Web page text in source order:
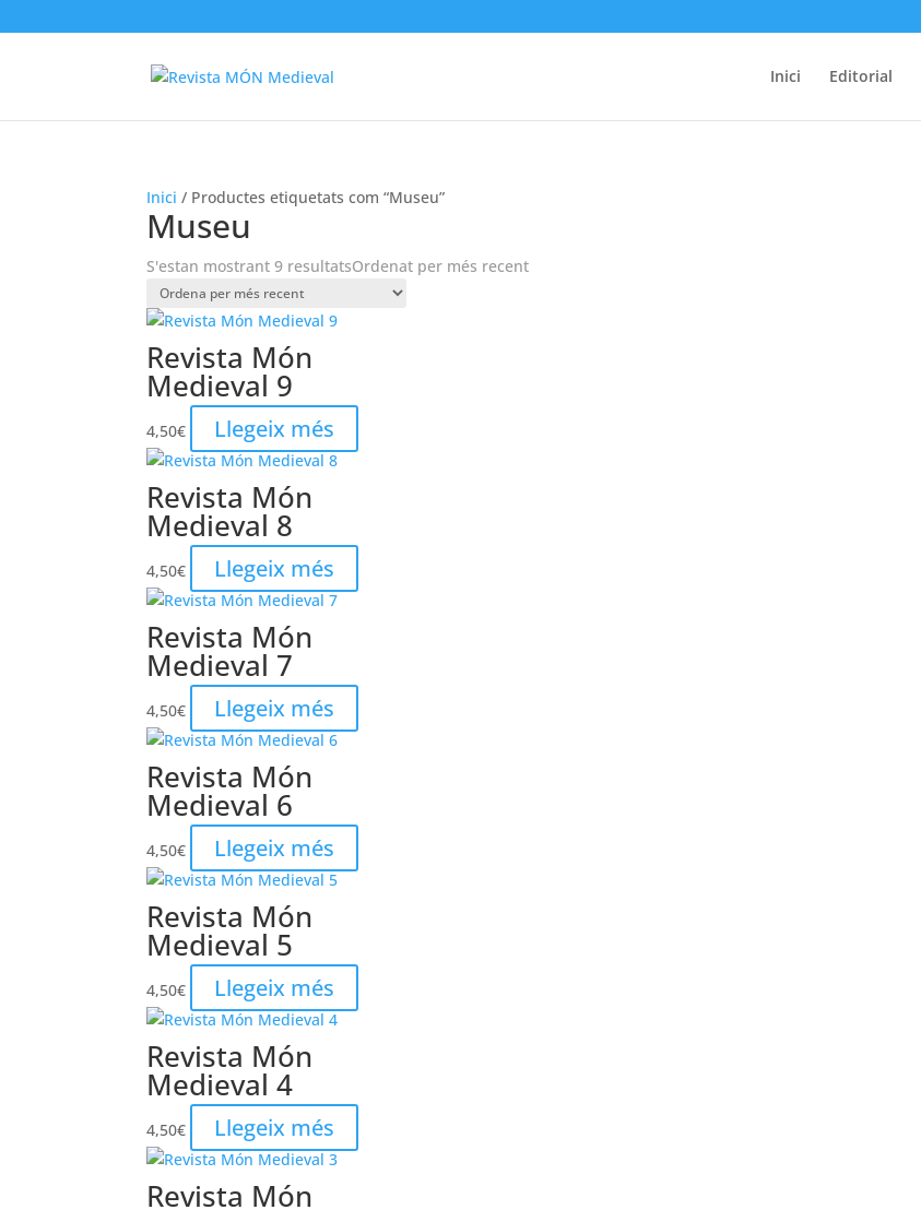
Inici Editorial
Inici / Productes etiquetats com “Museu”
Museu
S'estan mostrant 9 resultatsOrdenat per més recent
Revista Món
Medieval 9
4,50€ Llegeix més
Revista Món
Medieval 8
4,50€ Llegeix més
Revista Món
Medieval 7
4,50€ Llegeix més
Revista Món
Medieval 6
4,50€ Llegeix més
Revista Món
Medieval 5
4,50€ Llegeix més
Revista Món
Medieval 4
4,50€ Llegeix més
Revista Món